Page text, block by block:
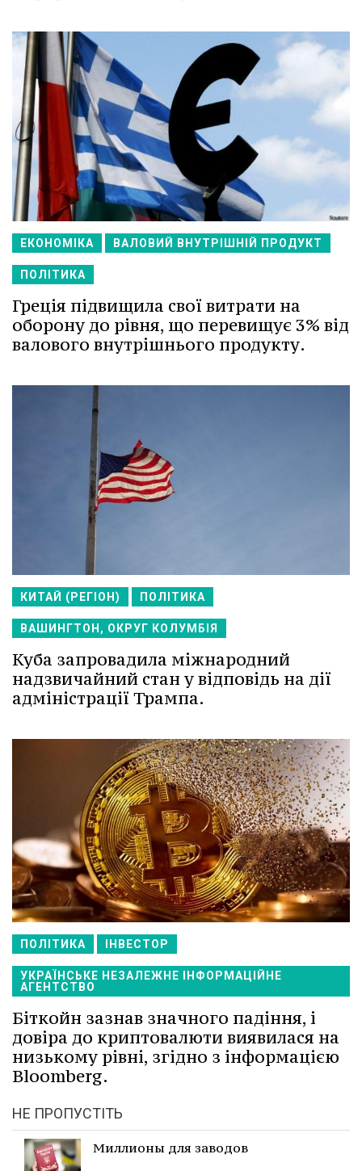
ЕКОНОМІКА ВАЛОВИЙ ВНУТРІШНІЙ ПРОДУКТ
ПОЛІТИКА
Греція підвищила свої витрати на
оборону до рівня, що перевищує 3% від
валового внутрішнього продукту.
КИТАЙ (РЕГІОН) ПОЛІТИКА
ВАШИНГТОН, ОКРУГ КОЛУМБІЯ
Куба запровадила міжнародний
надзвичайний стан у відповідь на дії
адміністрації Трампа.
ПОЛІТИКА ІНВЕСТОР
УКРАЇНСЬКЕ НЕЗАЛЕЖНЕ ІНФОРМАЦІЙНЕ
АГЕНТСТВО
Біткойн зазнав значного падіння, і
довіра до криптовалюти виявилася на
низькому рівні, згідно з інформацією
Bloomberg.
НЕ ПРОПУСТІТЬ
Миллионы для заводов